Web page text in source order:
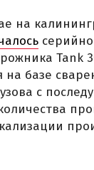
на
Tank
на базе
с